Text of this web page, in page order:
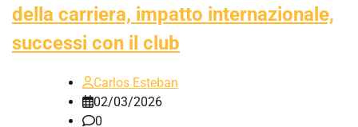
della carriera, impatto internazionale,
successi con il club
Carlos Esteban
02/03/2026
0